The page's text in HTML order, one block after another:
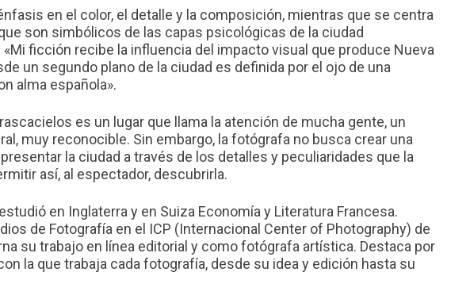
en el color, el detalle y la composición, mientras que se centra
son simbólicos de las capas psicológicas de la ciudad
ficción recibe la influencia del impacto visual que produce Nueva
un segundo plano de la ciudad es definida por el ojo de una
alma española».
es un lugar que llama la atención de mucha gente, un
muy reconocible. Sin embargo, la fotógrafa no busca crear una
la ciudad a través de los detalles y peculiaridades que la
así, al espectador, descubrirla.
en Inglaterra y en Suiza Economía y Literatura Francesa.
de Fotografía en el ICP (Internacional Center of Photography) de
su trabajo en línea editorial y como fotógrafa artística. Destaca por
la que trabaja cada fotografía, desde su idea y edición hasta su